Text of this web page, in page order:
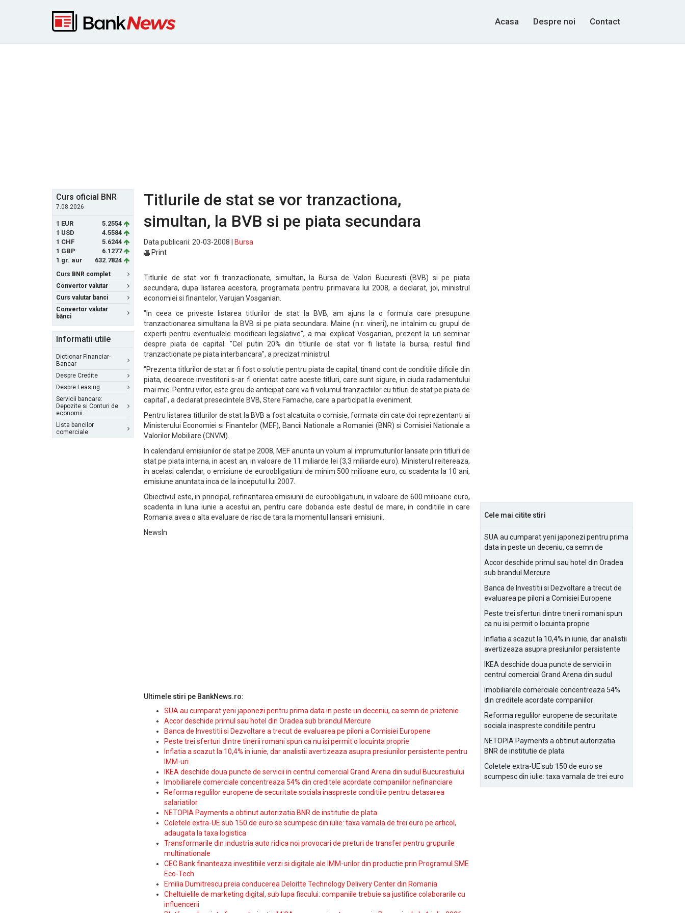
Acasa Despre noi Contact
Curs oficial BNR
7.08.2026
1 EUR
5.2554
1 USD
4.5584
1 CHF
5.6244
1 GBP
6.1277
1 gr. aur
632.7824
Curs BNR complet
Convertor valutar
Curs valutar banci
Convertor valutar
bănci
Informatii utile
Dictionar Financiar-
Bancar
Despre Credite
Despre Leasing
Servicii bancare:
Depozite si Conturi de
economii
Lista bancilor
comerciale
Titlurile de stat se vor tranzactiona,
simultan, la BVB si pe piata secundara
Data publicarii: 20-03-2008 |
Bursa
Print
Titlurile de stat vor fi tranzactionate, simultan, la Bursa de Valori Bucuresti (BVB) si pe piata
secundara, dupa listarea acestora, programata pentru primavara lui 2008, a declarat, joi, ministrul
economiei si finantelor, Varujan Vosganian.
"In ceea ce priveste listarea titlurilor de stat la BVB, am ajuns la o formula care presupune
tranzactionarea simultana la BVB si pe piata secundara. Maine (n.r. vineri), ne intalnim cu grupul de
experti pentru eventualele modificari legislative", a mai explicat Vosganian, prezent la un seminar
despre piata de capital. "Cel putin 20% din titlurile de stat vor fi listate la bursa, restul fiind
tranzactionate pe piata interbancara", a precizat ministrul.
"Prezenta titlurilor de stat ar fi fost o solutie pentru piata de capital, tinand cont de conditiile dificile din
piata, deoarece investitorii s-ar fi orientat catre aceste titluri, care sunt sigure, in ciuda radamentului
mai mic. Pentru viitor, este greu de anticipat care va fi volumul tranzactiilor cu titluri de stat pe piata de
capital", a declarat presedintele BVB, Stere Famache, care a participat la eveniment.
Pentru listarea titlurilor de stat la BVB a fost alcatuita o comisie, formata din cate doi reprezentanti ai
Ministerului Economiei si Finantelor (MEF), Bancii Nationale a Romaniei (BNR) si Comisiei Nationale a
Valorilor Mobiliare (CNVM).
In calendarul emisiunilor de stat pe 2008, MEF anunta un volum al imprumuturilor lansate prin titluri de
stat pe piata interna, in acest an, in valoare de 11 miliarde lei (3,3 miliarde euro). Ministerul reitereaza,
in acelasi calendar, o emisiune de euroobligatiuni de minim 500 milioane euro, cu scadenta la 10 ani,
emisiune anuntata inca de la inceputul lui 2007.
Obiectivul este, in principal, refinantarea emisiunii de euroobligatiuni, in valoare de 600 milioane euro,
scadenta in luna iunie a acestui an, pentru care dobanda este destul de mare, in conditiile in care
Romania avea o alta evaluare de risc de tara la momentul lansarii emisiunii.
NewsIn
Ultimele stiri pe BankNews.ro:
SUA au cumparat yeni japonezi pentru prima data in peste un deceniu, ca semn de prietenie
Accor deschide primul sau hotel din Oradea sub brandul Mercure
Banca de Investitii si Dezvoltare a trecut de evaluarea pe piloni a Comisiei Europene
Peste trei sferturi dintre tinerii romani spun ca nu isi permit o locuinta proprie
Inflatia a scazut la 10,4% in iunie, dar analistii avertizeaza asupra presiunilor persistente pentru
IMM-uri
IKEA deschide doua puncte de servicii in centrul comercial Grand Arena din sudul Bucurestiului
Imobiliarele comerciale concentreaza 54% din creditele acordate companiilor nefinanciare
Reforma regulilor europene de securitate sociala inaspreste conditiile pentru detasarea
salariatilor
NETOPIA Payments a obtinut autorizatia BNR de institutie de plata
Coletele extra-UE sub 150 de euro se scumpesc din iulie: taxa vamala de trei euro pe articol,
adaugata la taxa logistica
Transformarile din industria auto ridica noi provocari de preturi de transfer pentru grupurile
multinationale
CEC Bank finanteaza investitiile verzi si digitale ale IMM-urilor din productie prin Programul SME
Eco-Tech
Emilia Dumitrescu preia conducerea Deloitte Technology Delivery Center din Romania
Cheltuielile de marketing digital, sub lupa fiscului: companiile trebuie sa justifice colaborarile cu
influencerii
Cele mai citite stiri
SUA au cumparat yeni japonezi pentru prima
data in peste un deceniu, ca semn de
Accor deschide primul sau hotel din Oradea
sub brandul Mercure
Banca de Investitii si Dezvoltare a trecut de
evaluarea pe piloni a Comisiei Europene
Peste trei sferturi dintre tinerii romani spun
ca nu isi permit o locuinta proprie
Inflatia a scazut la 10,4% in iunie, dar analistii
avertizeaza asupra presiunilor persistente
IKEA deschide doua puncte de servicii in
centrul comercial Grand Arena din sudul
Imobiliarele comerciale concentreaza 54%
din creditele acordate companiilor
Reforma regulilor europene de securitate
sociala inaspreste conditiile pentru
NETOPIA Payments a obtinut autorizatia
BNR de institutie de plata
Coletele extra-UE sub 150 de euro se
scumpesc din iulie: taxa vamala de trei euro
pe articol, adaugata la taxa logistica